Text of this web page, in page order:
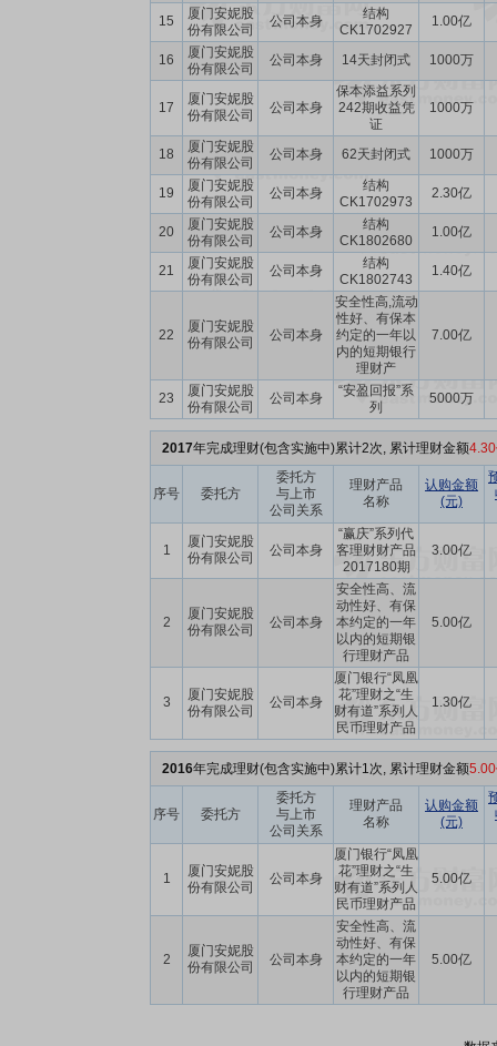
15
厦门安妮股
份有限公司
公司本身
结构
CK1702927
1.00亿
16
厦门安妮股
份有限公司
公司本身 14天封闭式 1000万
17
厦门安妮股
份有限公司
公司本身
保本添益系列
242期收益凭
证
1000万
18
厦门安妮股
份有限公司
公司本身 62天封闭式 1000万
19
厦门安妮股
份有限公司
公司本身
结构
CK1702973
2.30亿
20
厦门安妮股
份有限公司
公司本身
结构
CK1802680
1.00亿
21
厦门安妮股
份有限公司
公司本身
结构
CK1802743
1.40亿
22
厦门安妮股
份有限公司
公司本身
安全性高,流动
性好、有保本
约定的一年以
内的短期银行
理财产
7.00亿
23
厦门安妮股
份有限公司
公司本身
“安盈回报”系
列
5000万
2017年完成理财(包含实施中)累计2次, 累计理财金额
序号 委托方
委托方
与上市
公司关系
理财产品
名称
认购金额
(元)
1
厦门安妮股
份有限公司
公司本身
“赢庆”系列代
客理财财产品
2017180期
3.00亿
2
厦门安妮股
份有限公司
公司本身
安全性高、流
动性好、有保
本约定的一年
以内的短期银
行理财产品
5.00亿
3
厦门安妮股
份有限公司
公司本身
厦门银行“凤凰
花”理财之“生
财有道”系列人
民币理财产品
1.30亿
2016年完成理财(包含实施中)累计1次, 累计理财金额
序号 委托方
委托方
与上市
公司关系
理财产品
名称
认购金额
(元)
1
厦门安妮股
份有限公司
公司本身
厦门银行“凤凰
花”理财之“生
财有道”系列人
民币理财产品
5.00亿
2
厦门安妮股
份有限公司
公司本身
安全性高、流
动性好、有保
本约定的一年
以内的短期银
行理财产品
5.00亿